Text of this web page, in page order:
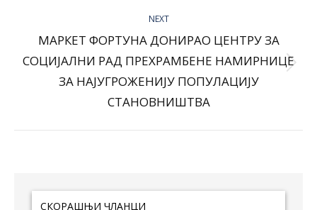
NEXT
Next
post:
МАРКЕТ ФОРТУНА ДОНИРАО ЦЕНТРУ ЗА
СОЦИЈАЛНИ РАД ПРЕХРАМБЕНЕ НАМИРНИЦЕ
ЗА НАЈУГРОЖЕНИЈУ ПОПУЛАЦИЈУ
СТАНОВНИШТВА
СКОРАШЊИ ЧЛАНЦИ